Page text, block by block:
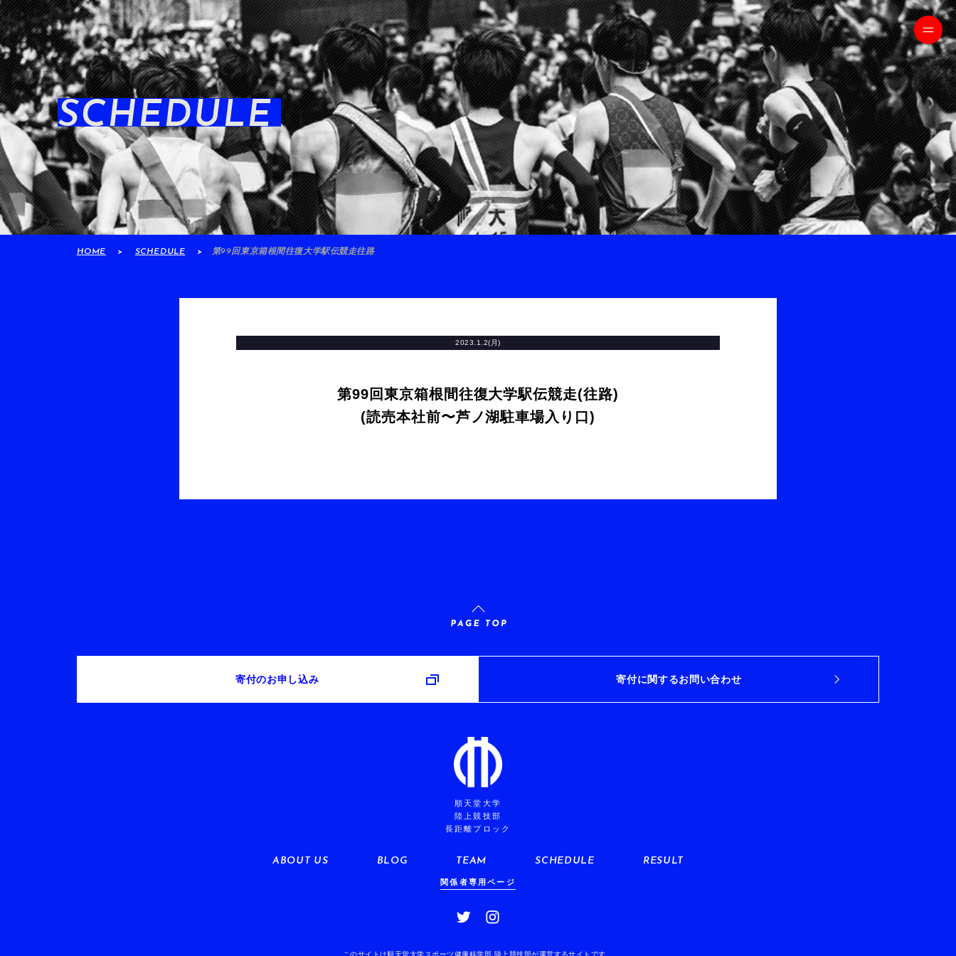
SCHEDULE
HOME SCHEDULE 第99回東京箱根間往復大学駅伝競走往路
2023.1.2(月)
第99回東京箱根間往復大学駅伝競走(往路)
(読売本社前〜芦ノ湖駐車場入り口)
寄付のお申し込み 寄付に関するお問い合わせ
順天堂大学
陸上競技部
長距離ブロック
ABOUT US BLOG TEAM SCHEDULE RESULT
関係者専用ページ
このサイトは順天堂大学スポーツ健康科学部 陸上競技部が運営するサイトです。